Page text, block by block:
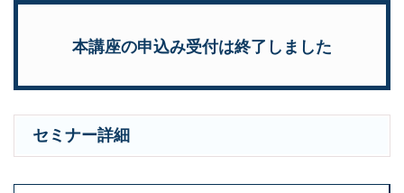
本講座の申込み受付は終了しました
セミナー詳細